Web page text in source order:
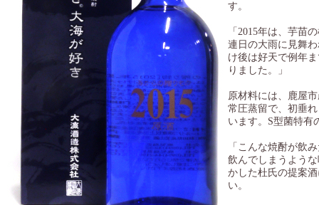
す。
「2015年は、芋苗
連日の大雨に見舞
け後は好天で例年
りました。」
原材料には、鹿屋
常圧蒸留で、初垂
います。S型菌特有
「こんな焼酎が飲
飲んでしまうよう
かした杜氏の提案
い。